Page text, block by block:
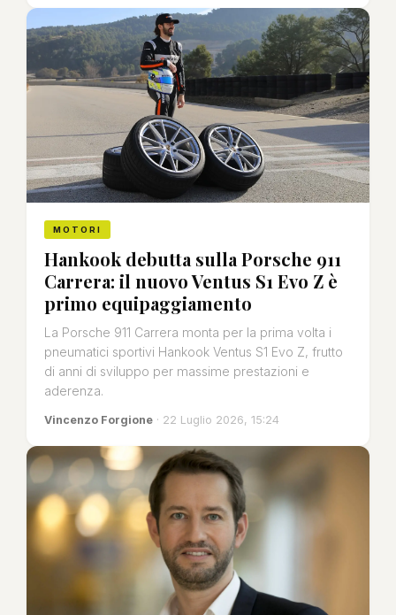
MOTORI
Hankook debutta sulla Porsche 911
Carrera: il nuovo Ventus S1 Evo Z è
primo equipaggiamento
La Porsche 911 Carrera monta per la prima volta i
pneumatici sportivi Hankook Ventus S1 Evo Z, frutto
di anni di sviluppo per massime prestazioni e
aderenza.
Vincenzo Forgione · 22 Luglio 2026, 15:24